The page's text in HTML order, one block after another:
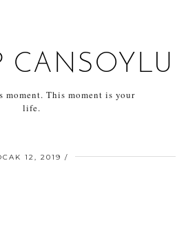
CANSOYLU
moment. This moment is your
life.
12, 2019